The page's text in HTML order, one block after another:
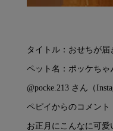
タイトル：おせちが届
ペット名：ポッケちゃ
@pocke.213 さん（
ペピイからのコメント
お正月にこんなに可